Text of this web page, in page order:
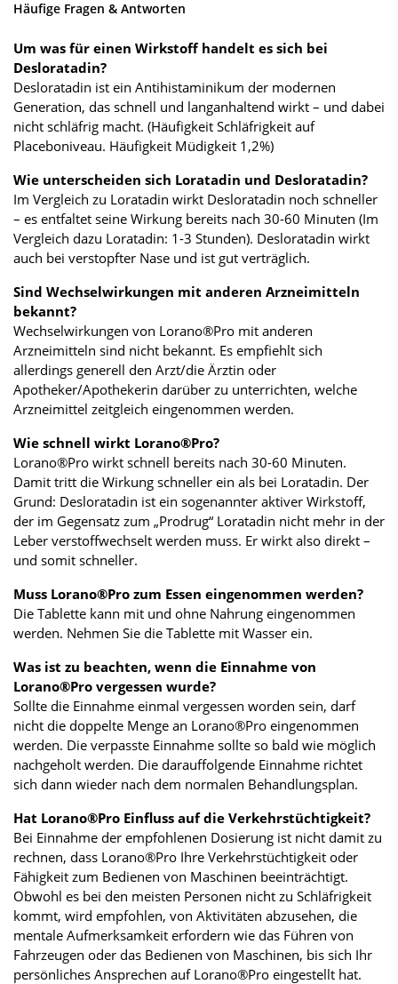
Häufige Fragen & Antworten
Um was für einen Wirkstoff handelt es sich bei
Desloratadin?
Desloratadin ist ein Antihistaminikum der modernen
Generation, das schnell und langanhaltend wirkt – und dabei
nicht schläfrig macht. (Häufigkeit Schläfrigkeit auf
Placeboniveau. Häufigkeit Müdigkeit 1,2%)
Wie unterscheiden sich Loratadin und Desloratadin?
Im Vergleich zu Loratadin wirkt Desloratadin noch schneller
– es entfaltet seine Wirkung bereits nach 30-60 Minuten (Im
Vergleich dazu Loratadin: 1-3 Stunden). Desloratadin wirkt
auch bei verstopfter Nase und ist gut verträglich.
Sind Wechselwirkungen mit anderen Arzneimitteln
bekannt?
Wechselwirkungen von Lorano®Pro mit anderen
Arzneimitteln sind nicht bekannt. Es empfiehlt sich
allerdings generell den Arzt/die Ärztin oder
Apotheker/Apothekerin darüber zu unterrichten, welche
Arzneimittel zeitgleich eingenommen werden.
Wie schnell wirkt Lorano®Pro?
Lorano®Pro wirkt schnell bereits nach 30-60 Minuten.
Damit tritt die Wirkung schneller ein als bei Loratadin. Der
Grund: Desloratadin ist ein sogenannter aktiver Wirkstoff,
der im Gegensatz zum „Prodrug“ Loratadin nicht mehr in der
Leber verstoffwechselt werden muss. Er wirkt also direkt –
und somit schneller.
Muss Lorano®Pro zum Essen eingenommen werden?
Die Tablette kann mit und ohne Nahrung eingenommen
werden. Nehmen Sie die Tablette mit Wasser ein.
Was ist zu beachten, wenn die Einnahme von
Lorano®Pro vergessen wurde?
Sollte die Einnahme einmal vergessen worden sein, darf
nicht die doppelte Menge an Lorano®Pro eingenommen
werden. Die verpasste Einnahme sollte so bald wie möglich
nachgeholt werden. Die darauffolgende Einnahme richtet
sich dann wieder nach dem normalen Behandlungsplan.
Hat Lorano®Pro Einfluss auf die Verkehrstüchtigkeit?
Bei Einnahme der empfohlenen Dosierung ist nicht damit zu
rechnen, dass Lorano®Pro Ihre Verkehrstüchtigkeit oder
Fähigkeit zum Bedienen von Maschinen beeinträchtigt.
Obwohl es bei den meisten Personen nicht zu Schläfrigkeit
kommt, wird empfohlen, von Aktivitäten abzusehen, die
mentale Aufmerksamkeit erfordern wie das Führen von
Fahrzeugen oder das Bedienen von Maschinen, bis sich Ihr
persönliches Ansprechen auf Lorano®Pro eingestellt hat.